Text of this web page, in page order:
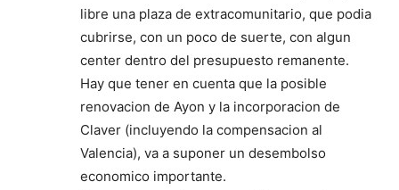
libre una plaza de extracomunitario, que podia
cubrirse, con un poco de suerte, con algun
center dentro del presupuesto remanente.
Hay que tener en cuenta que la posible
renovacion de Ayon y la incorporacion de
Claver (incluyendo la compensacion al
Valencia), va a suponer un desembolso
economico importante.